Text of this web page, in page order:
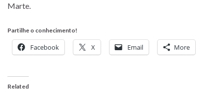
Marte.
Partilhe o conhecimento!
Facebook X Email More
Related